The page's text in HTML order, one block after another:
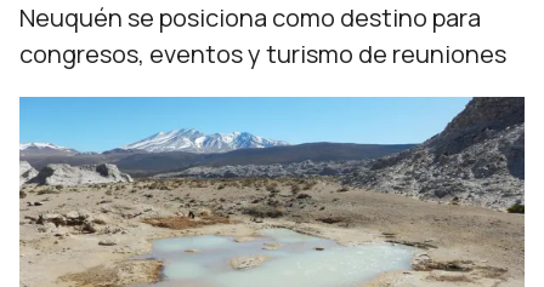
Neuquén se posiciona como destino para
congresos, eventos y turismo de reuniones